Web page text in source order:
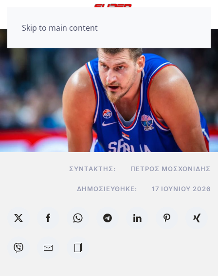
Skip to main content
ΣΥΝΤΆΚΤΗΣ: ΠΈΤΡΟΣ ΜΟΣΧΟΝΊΔΗΣ
ΔΗΜΟΣΙΕΎΘΗΚΕ: 17 ΙΟΥΝΊΟΥ 2026